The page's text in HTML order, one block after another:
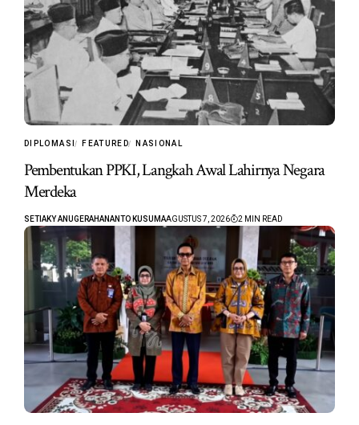
DIPLOMASI FEATURED NASIONAL
Pembentukan PPKI, Langkah Awal Lahirnya Negara
Merdeka
SETIAKY ANUGERAHANANTO KUSUMAAGUSTUS 7, 2026 2 MIN READ